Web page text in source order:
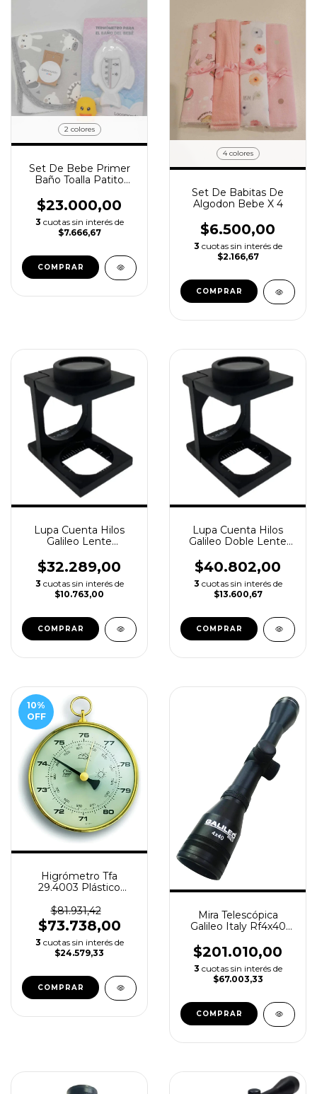
2 colores
Set De Bebe Primer
Baño Toalla Patito
Unisex
$23.000,00
3 cuotas sin interés de
$7.666,67
COMPRAR
4 colores
Set De Babitas De
Algodon Bebe X 4
$6.500,00
3 cuotas sin interés de
$2.166,67
COMPRAR
Lupa Cuenta Hilos
Galileo Lente
$32.289,00
3 cuotas sin interés de
$10.763,00
Lupa Cuenta Hilos
Galileo Doble Lente
$40.802,00
3 cuotas sin interés de
$13.600,67
10%
OFF
Higrómetro Tfa
29.4003 Plástico
$81.931,42
$73.738,00
3 cuotas sin interés de
$24.579,33
Mira Telescópica
Galileo Italy Rf4x40
$201.010,00
3 cuotas sin interés de
$67.003,33